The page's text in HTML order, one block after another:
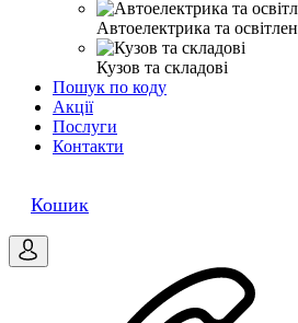
Автоелектрика та
Кузов та складові
Пошук по коду
Акції
Послуги
Контакти
Кошик